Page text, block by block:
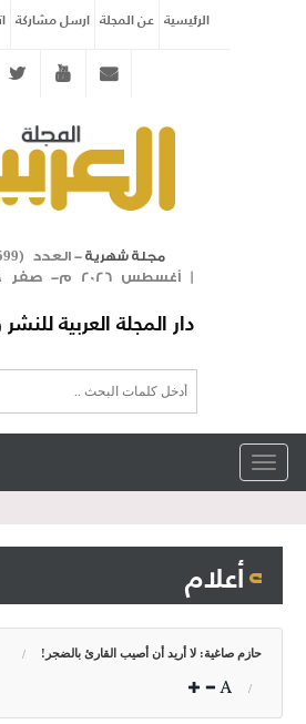
الرئيسية عن المجلة ارسل مشاركة
Twitter youtube
مجلة شهرية- العدد ( 599
)
| أغسطس 2026 م- صفر 1448 هـ
دار المجلة العربية للنشر
Toggle
navigation
أعلام
حازم صاغية: لا أريد أن أصيب القارئ بالضجر!